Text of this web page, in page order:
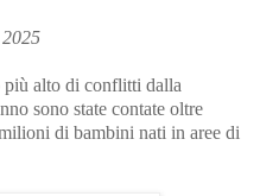
alto di conflitti dalla
sono state contate oltre
di bambini nati in aree di